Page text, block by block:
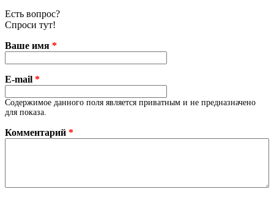
Есть вопрос?
Спроси тут!
Ваше имя *
E-mail *
Содержимое данного поля является приватным и не предназначено
для показа.
Комментарий *